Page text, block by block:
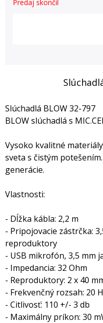
Predaj skončil
Slúchadlá BLOW 32-797
BLOW slúchadlá s
Vysoko kvalitné
sveta s čistým
generácie.
Vlastnosti:
- Dĺžka kábla: 2,2 m
- Pripojovacie zástrčka:
reproduktory
- USB mikrofón, 3,5 mm
- Impedancia: 32 Ohm
- Reproduktory: 2 x 40
- Frekvenčný rozsah: 20
- Citlivosť: 110 +/- 3 db
- Maximálny príkon: 30